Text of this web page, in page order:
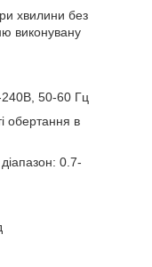
хвилини без
виконувану
240В, 50-60 Гц
обертання в
0.7-